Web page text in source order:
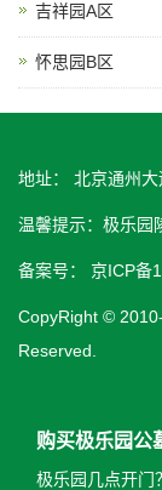
吉祥园A区
怀思园B区
地址： 北京通州
温馨提示：极乐园
备案号： 京ICP备
CopyRight ©
Reserved.
购买极乐园公
极乐园几点开门？